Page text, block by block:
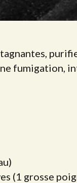
fumigation,
(1 grosse